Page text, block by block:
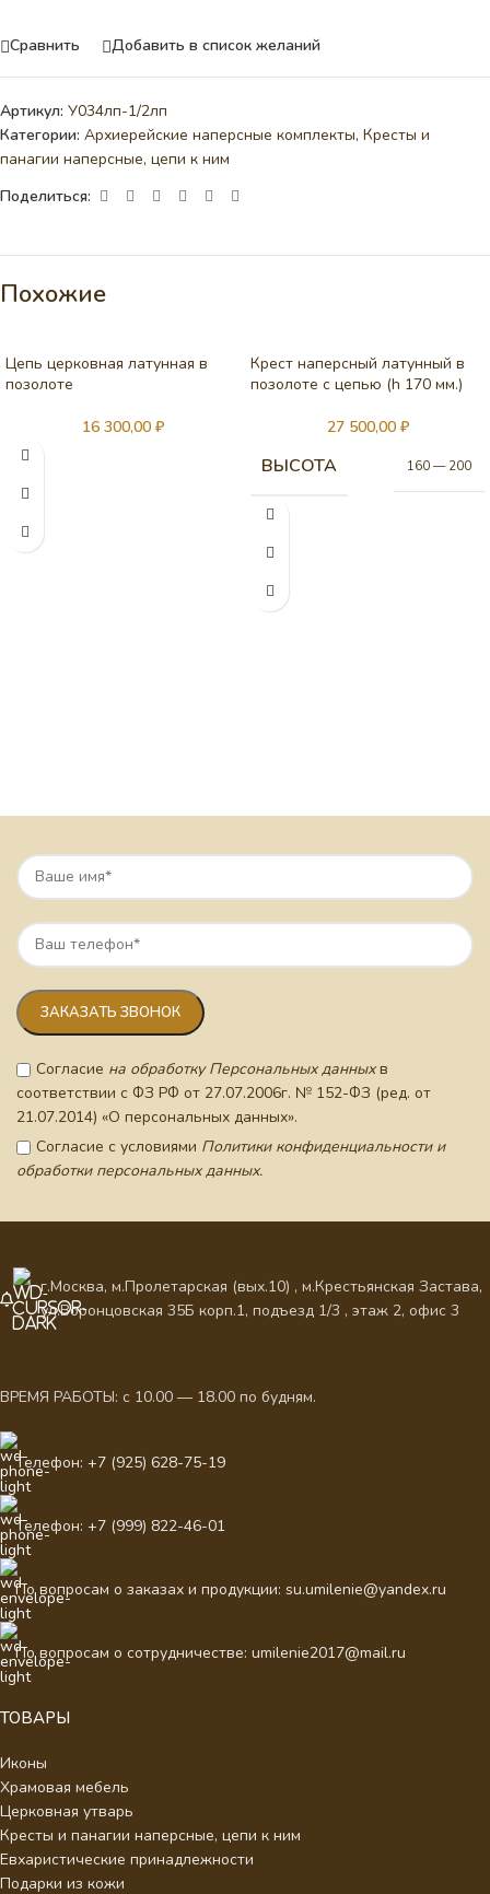
Сравнить Добавить в список желаний
Артикул: У034лп-1/2лп
Категории: Архиерейские наперсные комплекты, Кресты и
панагии наперсные, цепи к ним
Поделиться:
Похожие
Цепь церковная латунная в
позолоте
16 300,00 ₽
Крест наперсный латунный в
позолоте с цепью (h 170 мм.)
27 500,00 ₽
ВЫСОТА 160 — 200
Согласие на обработку Персональных данныхв
соответствии с ФЗ РФ от 27.07.2006г. № 152-ФЗ (ред. от
21.07.2014) «О персональных данных».
Согласие с условиями Политики конфиденциальности и
обработки персональных данных.
г.Москва, м.Пролетарская (вых.10) , м.Крестьянская Застава,
ул.Воронцовская 35Б корп.1, подъезд 1/3 , этаж 2, офис 3
ВРЕМЯ РАБОТЫ: с 10.00 — 18.00 по будням.
Телефон: +7 (925) 628-75-19
Телефон: +7 (999) 822-46-01
По вопросам о заказах и продукции: su.umilenie@yandex.ru
По вопросам о сотрудничестве: umilenie2017@mail.ru
ТОВАРЫ
Иконы
Храмовая мебель
Церковная утварь
Кресты и панагии наперсные, цепи к ним
Евхаристические принадлежности
Подарки из кожи